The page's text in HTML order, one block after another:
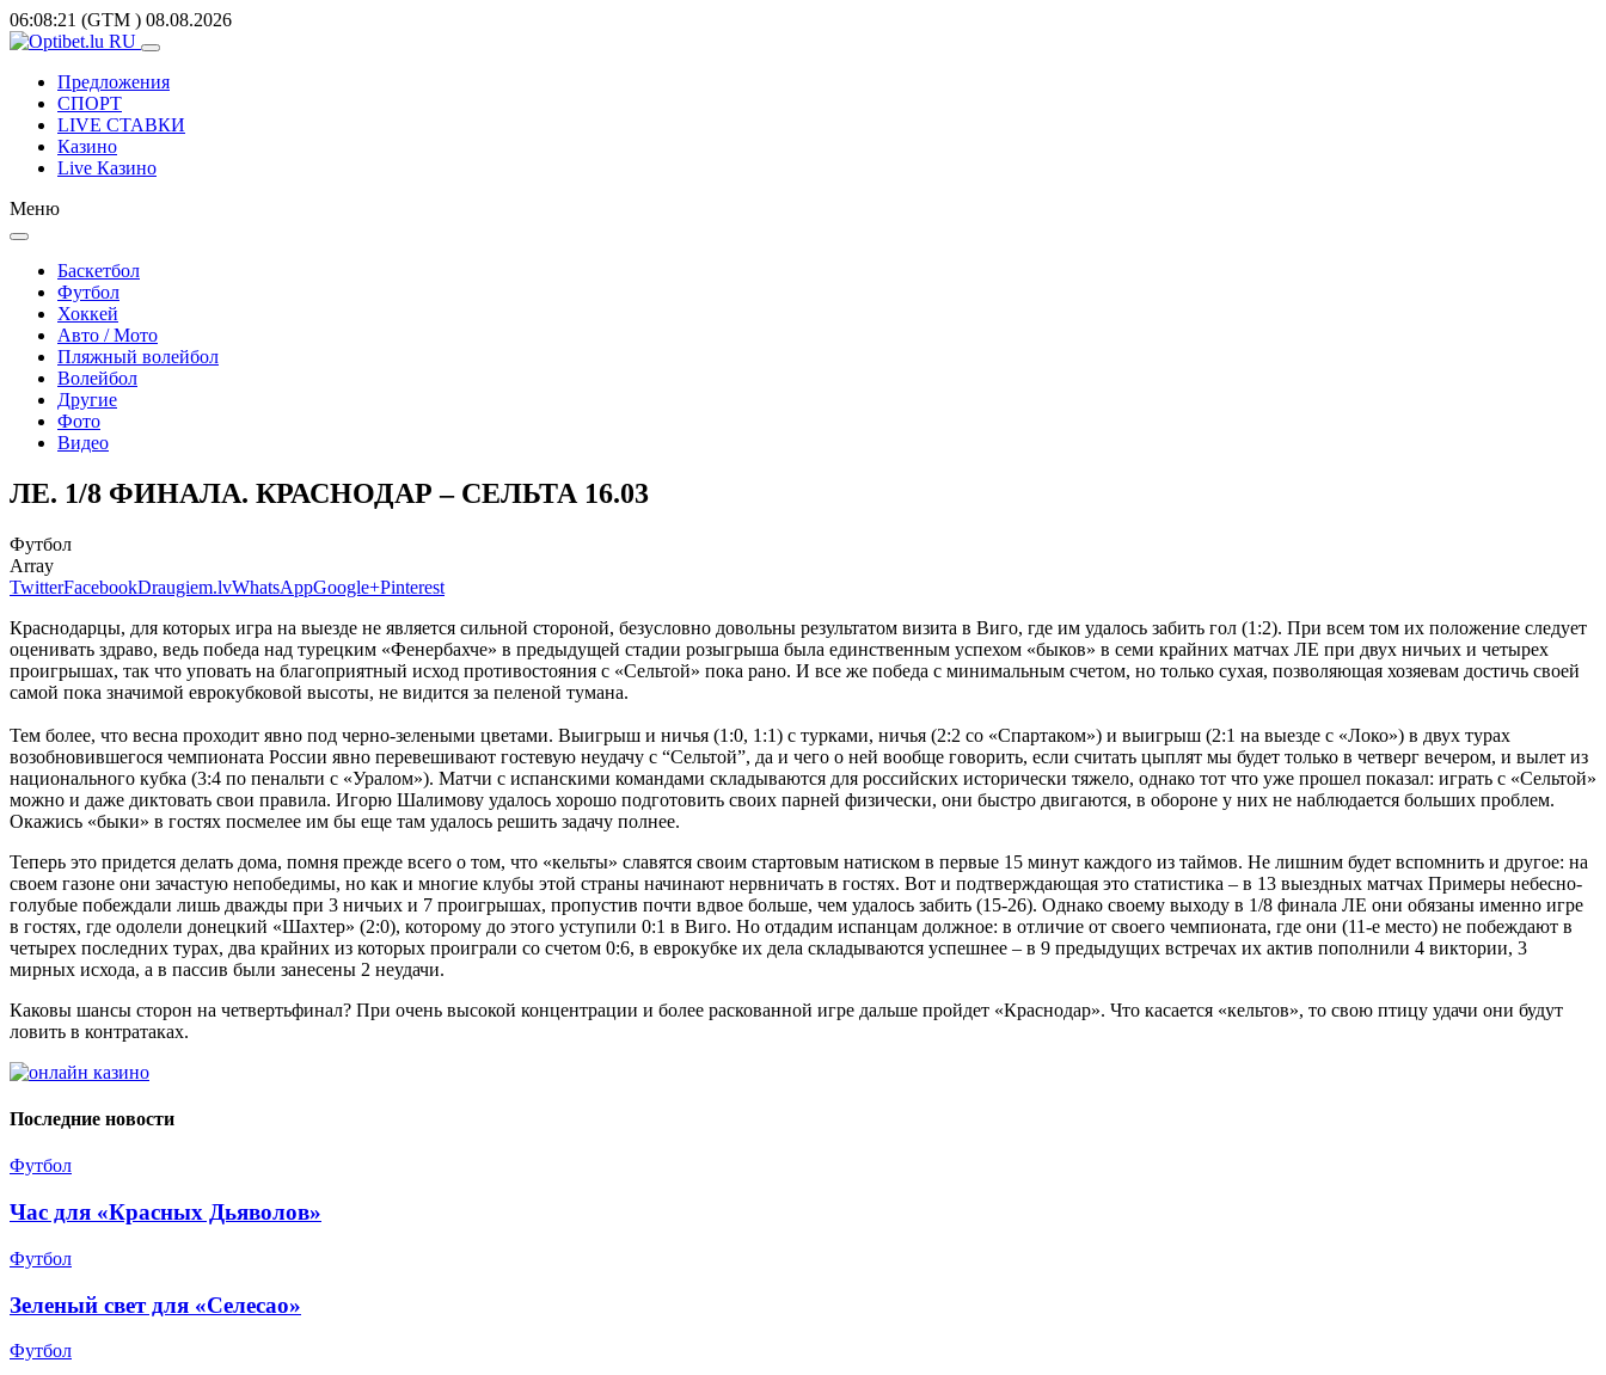
06:08:21 (GTM ) 08.08.2026
Предложения
СПОРТ
LIVE СТАВКИ
Казино
Live Казино
Меню
Баскетбол
Футбол
Хоккей
Авто / Мото
Пляжный волейбол
Волейбол
Другие
Фото
Видео
ЛЕ. 1/8 ФИНАЛА. КРАСНОДАР – СЕЛЬТА 16.03
Футбол
Array
TwitterFacebookDraugiem.lvWhatsAppGoogle+Pinterest
Краснодарцы, для которых игра на выезде не является сильной стороной, безусловно довольны результатом визита в Виго, где им удалось забить гол (1:2). При всем том их положение следует
оценивать здраво, ведь победа над турецким «Фенербахче» в предыдущей стадии розыгрыша была единственным успехом «быков» в семи крайних матчах ЛЕ при двух ничьих и четырех
проигрышах, так что уповать на благоприятный исход противостояния с «Сельтой» пока рано. И все же победа с минимальным счетом, но только сухая, позволяющая хозяевам достичь своей
самой пока значимой еврокубковой высоты, не видится за пеленой тумана.
Тем более, что весна проходит явно под черно-зелеными цветами. Выигрыш и ничья (1:0, 1:1) с турками, ничья (2:2 со «Спартаком») и выигрыш (2:1 на выезде с «Локо») в двух турах
возобновившегося чемпионата России явно перевешивают гостевую неудачу с “Сельтой”, да и чего о ней вообще говорить, если считать цыплят мы будет только в четверг вечером, и вылет из
национального кубка (3:4 по пенальти с «Уралом»). Матчи с испанскими командами складываются для российских исторически тяжело, однако тот что уже прошел показал: играть с «Сельтой»
можно и даже диктовать свои правила. Игорю Шалимову удалось хорошо подготовить своих парней физически, они быстро двигаются, в обороне у них не наблюдается больших проблем.
Окажись «быки» в гостях посмелее им бы еще там удалось решить задачу полнее.
Теперь это придется делать дома, помня прежде всего о том, что «кельты» славятся своим стартовым натиском в первые 15 минут каждого из таймов. Не лишним будет вспомнить и другое: на
своем газоне они зачастую непобедимы, но как и многие клубы этой страны начинают нервничать в гостях. Вот и подтверждающая это статистика – в 13 выездных матчах Примеры небесно-
голубые побеждали лишь дважды при 3 ничьих и 7 проигрышах, пропустив почти вдвое больше, чем удалось забить (15-26). Однако своему выходу в 1/8 финала ЛЕ они обязаны именно игре
в гостях, где одолели донецкий «Шахтер» (2:0), которому до этого уступили 0:1 в Виго. Но отдадим испанцам должное: в отличие от своего чемпионата, где они (11-е место) не побеждают в
четырех последних турах, два крайних из которых проиграли со счетом 0:6, в еврокубке их дела складываются успешнее – в 9 предыдущих встречах их актив пополнили 4 виктории, 3
мирных исхода, а в пассив были занесены 2 неудачи.
Каковы шансы сторон на четвертьфинал? При очень высокой концентрации и более раскованной игре дальше пройдет «Краснодар». Что касается «кельтов», то свою птицу удачи они будут
ловить в контратаках.
Последние новости
Футбол
Час для «Красных Дьяволов»
Футбол
Зеленый свет для «Селесао»
Футбол